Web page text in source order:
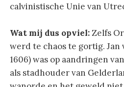
calvinistische Unie van
Wat mij dus opviel:Zelfs
werd te chaos te gortig. Jan
1606) was op aandringen
als stadhouder van